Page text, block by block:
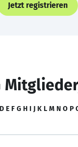
Jetzt registrieren
D E F G H I J K L M N O P